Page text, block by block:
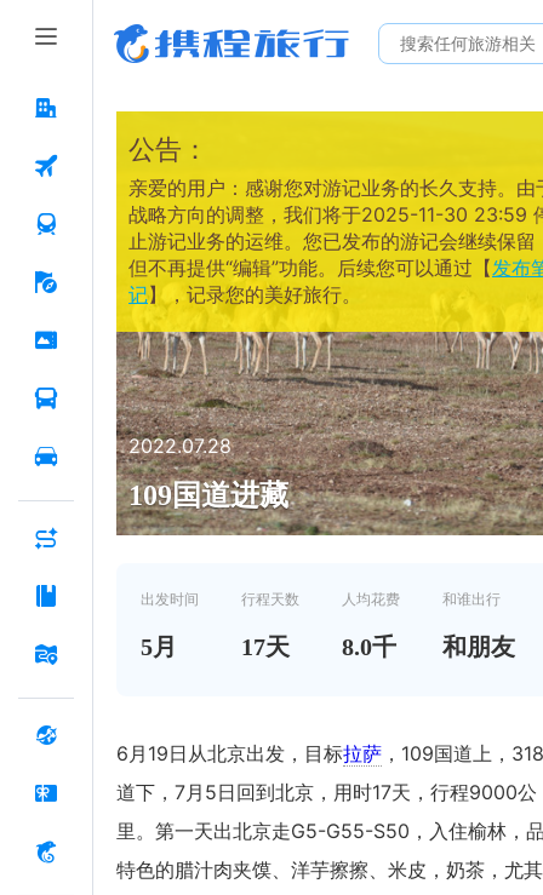
公告：
亲爱的用户：感谢您对游记业务的长久支持。由
战略方向的调整，我们将于2025-11-30 23:59
止游记业务的运维。您已发布的游记会继续保留
但不再提供“编辑”功能。后续您可以通过【发布
记】，记录您的美好旅行。
2022.07.28
109国道进藏
出发时间
5月
行程天数
17天
人均花费
8.0千
和谁出行
和朋友
6月19日从北京出发，目标拉萨 ，109国道上，
道下，7月5日回到北京，用时17天，行程9000公
里。第一天出北京走G5-G55-S50，入住榆林，
特色的腊汁肉夹馍、洋芋擦擦、米皮，奶茶，尤